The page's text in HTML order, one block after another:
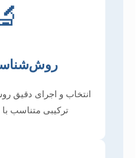
انتخاب و اجرای دقیق
ترکیبی متناسب